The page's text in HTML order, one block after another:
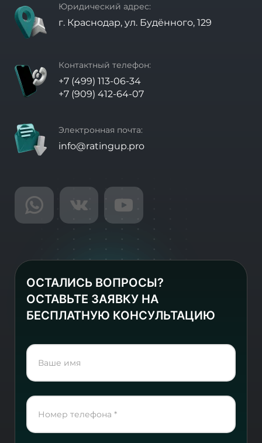
Юридический адрес:
г. Краснодар, ул. Будённого, 129
Контактный телефон:
+7 (499) 113-06-34
+7 (909) 412-64-07
Электронная почта:
info@ratingup.pro
ОСТАЛИСЬ ВОПРОСЫ?
ОСТАВЬТЕ ЗАЯВКУ НА
БЕСПЛАТНУЮ КОНСУЛЬТАЦИЮ